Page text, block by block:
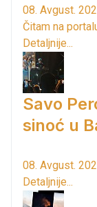
08. Avgust.
Čitam na
Detaljnije...
Savo
sinoć u
08. Avgust.
Detaljnije...